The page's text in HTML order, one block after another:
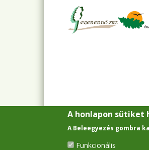
A honlapon sütiket
A Beleegyezés gombra
Funkcionális